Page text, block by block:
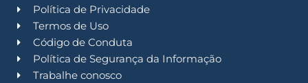
Política de Privacidade
Termos de Uso
Código de Conduta
Política de Segurança da Informação
Trabalhe conosco